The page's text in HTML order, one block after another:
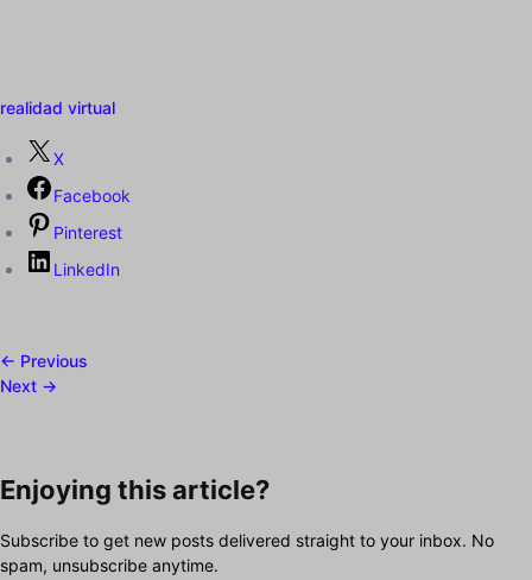
realidad virtual
X
Facebook
Pinterest
LinkedIn
← Previous
Next →
Enjoying this article?
Subscribe to get new posts delivered straight to your inbox. No
spam, unsubscribe anytime.